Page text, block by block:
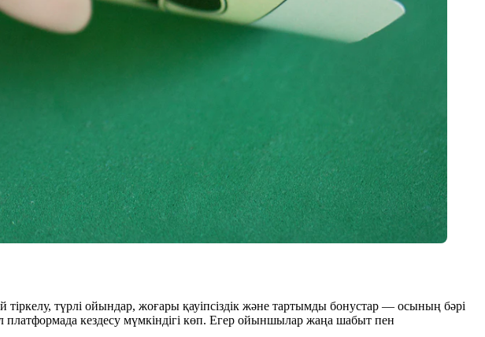
түрлі ойындар, жоғары қауіпсіздік және тартымды бонустар — осының бәрі
кездесу мүмкіндігі көп. Егер ойыншылар жаңа шабыт пен